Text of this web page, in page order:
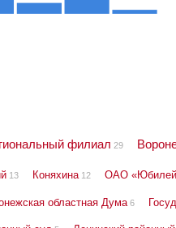
филиал 29
13 Коняхина 12 ОАО
областная Дума 6